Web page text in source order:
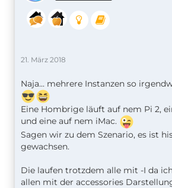
21. März 2018
Naja... mehrere Instanzen so
Eine Hombrige läuft auf nem Pi 2,
und eine auf nem iMac.
Sagen wir zu dem Szenario, es ist
gewachsen.
Die laufen trotzdem alle mit -I da
allen mit der accessories